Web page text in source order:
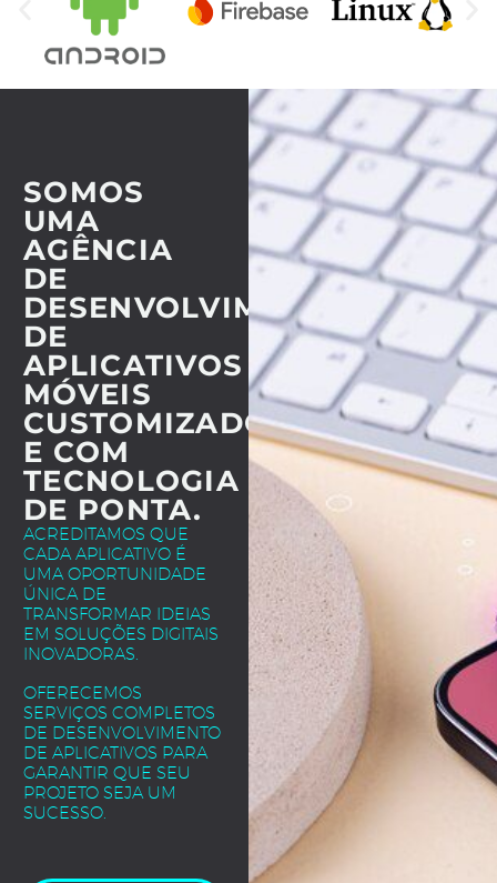
SOMOS
UMA
AGÊNCIA
DE
DESENVOLVIMENTO
DE
APLICATIVOS
MÓVEIS
CUSTOMIZADOS
E COM
TECNOLOGIA
DE PONTA.
ACREDITAMOS QUE
CADA APLICATIVO É
UMA OPORTUNIDADE
ÚNICA DE
TRANSFORMAR IDEIAS
EM SOLUÇÕES DIGITAIS
INOVADORAS.
OFERECEMOS
SERVIÇOS COMPLETOS
DE DESENVOLVIMENTO
DE APLICATIVOS PARA
GARANTIR QUE SEU
PROJETO SEJA UM
SUCESSO.